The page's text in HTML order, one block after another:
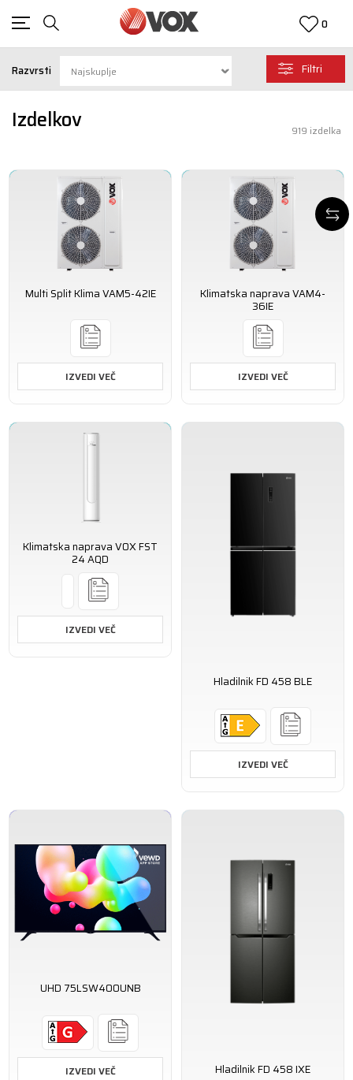
0
Izdelkov
Razvrsti Filtri
919 izdelka
Multi Split Klima VAM5-42IE
IZVEDI VEČ
Klimatska naprava VAM4-
36IE
IZVEDI VEČ
Klimatska naprava VOX FST
24 AQD
IZVEDI VEČ
Hladilnik FD 458 BLE
IZVEDI VEČ
UHD 75LSW400UNB
IZVEDI VEČ Hladilnik FD 458 IXE